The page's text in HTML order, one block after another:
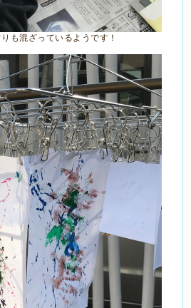
も混ざっているようです！